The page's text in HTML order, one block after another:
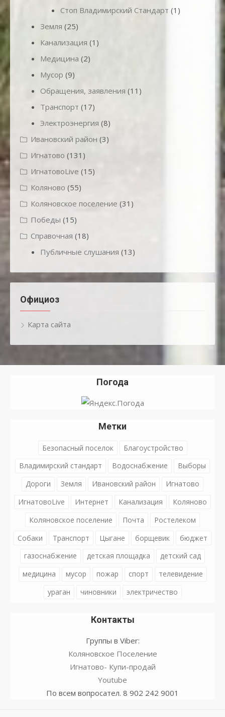
Стоп Владимирский Стандарт (1)
Земля (25)
Канализация (1)
Медицина (2)
Мусор (9)
Обращения, заявления (11)
Транспорт (17)
Электроэнергия (8)
Ивановский район (3)
Игнатово (131)
ИгнатовоLive (15)
Коляново (55)
Коляновское поселение (31)
Победы (15)
Справочная (18)
Публичные слушания (13)
Официоз
Карта сайта
Погода
Метки
Безопасный поселок
Благоустройство
Владимирский стандарт
Водоснабжение
Выборы
Дороги
Земля Ивановский район
Игнатово
ИгнатовоLive
Интернет Канализация
Коляново
Коляновское поселение
Почта
Ростелеком
Собаки
Транспорт Цыгане борщевик
бюджет
газоснабжение
детская площадка
детский сад
медицина
мусор пожар спорт
телевидение
ураган
чиновники электричество
Контакты
Группы в Viber:
Коляновское Поселение
Игнатово- Купи-продай
Youtube
По всем вопросател. 8 902 242 9001